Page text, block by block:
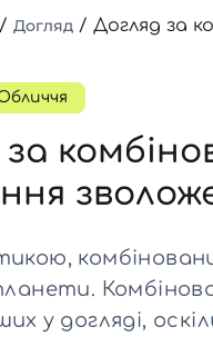
/ Догляд / Догляд за
у догляді,